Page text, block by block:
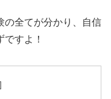
の全てが分かり、自信
すよ！